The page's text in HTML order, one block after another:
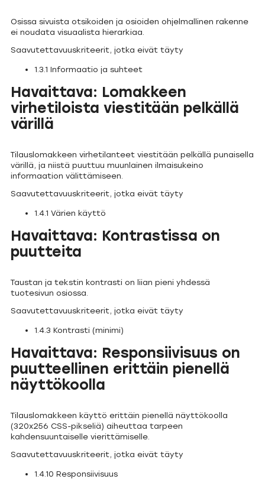
Osissa sivuista otsikoiden ja osioiden ohjelmallinen rakenne
ei noudata visuaalista hierarkiaa.
Saavutettavuuskriteerit, jotka eivät täyty
1.3.1 Informaatio ja suhteet
Havaittava: Lomakkeen
virhetiloista viestitään pelkällä
värillä
Tilauslomakkeen virhetilanteet viestitään pelkällä punaisella
värillä, ja niistä puuttuu muunlainen ilmaisukeino
informaation välittämiseen.
Saavutettavuuskriteerit, jotka eivät täyty
1.4.1 Värien käyttö
Havaittava: Kontrastissa on
puutteita
Taustan ja tekstin kontrasti on liian pieni yhdessä
tuotesivun osiossa.
Saavutettavuuskriteerit, jotka eivät täyty
1.4.3 Kontrasti (minimi)
Havaittava: Responsiivisuus on
puutteellinen erittäin pienellä
näyttökoolla
Tilauslomakkeen käyttö erittäin pienellä näyttökoolla
(320x256 CSS-pikseliä) aiheuttaa tarpeen
kahdensuuntaiselle vierittämiselle.
Saavutettavuuskriteerit, jotka eivät täyty
1.4.10 Responsiivisuus